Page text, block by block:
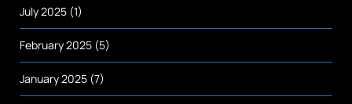
July 2025 (1)
February 2025 (5)
January 2025 (7)